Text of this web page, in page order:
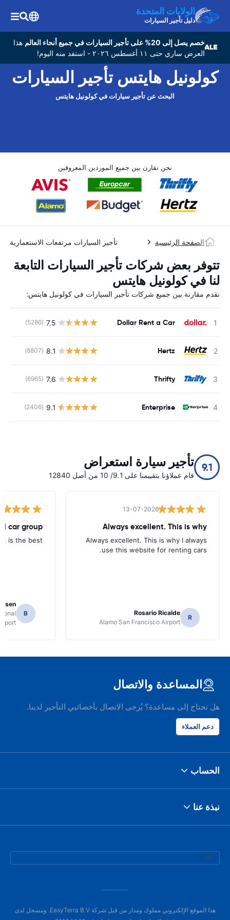
الولايات المتحدة
دليل تأجير السيارات
خصم يصل إلى 20% على تأجير السيارات في جميع أنحاء العالم
هذا
العرض ساري حتى ١١ أغسطس ٢٠٢٦ - استفد منه اليوم!
كولونيل هايتس تأجير السيارات
البحث عن تأجير سيارات في كولونيل هايتس
نحن نقارن بين جميع الموردين المعروفين
الصفحة الرئيسية تأجير السيارات مرتفعات الاستعمارية
تتوفر بعض شركات تأجير السيارات التابعة
لنا في كولونيل هايتس
نقدم مقارنة بين جميع شركات تأجير السيارات في كولونيل هايتس:
Dollar Rent a Car
7.5
(5286)
Hertz
8.1
(8807)
Thrifty
7.6
(6965)
Enterprise
9.1
(2406)
9.1 تأجير سيارة استعراض
قام عملاؤنا بتقييمنا على 9.1/ 10 من أصل 12840
13-07-2026
Always excellent. This is why
Always excellent. This is why I always
use this website for renting cars.
R
Rosario Ricalde
Alamo San Francisco Airport
car group
is the best.
B
المساعدة والاتصال
هل تحتاج إلى مساعدة؟ يُرجى الاتصال بأخصائيي التأجير لدينا.
دعم العملاء
الحساب
نبذة عنا
هذا الموقع الإلكتروني مملوك ومدار من قبل شركة EasyTerra B.V. ومسجل لدى